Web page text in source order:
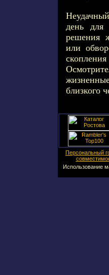
день для
решения
или
близкого
Персональный
Использование